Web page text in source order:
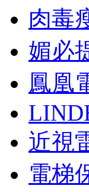
肉毒
媚必
鳳凰
近視
電梯